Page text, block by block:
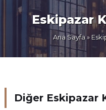
Eskipazar
Ana Sayfa»
Diğer Eskipazar